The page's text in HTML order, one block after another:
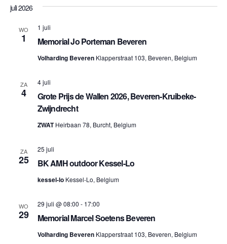
juli 2026
WO
1 Memorial Jo Porteman Beveren
1 juli
Volharding Beveren Klapperstraat 103, Beveren, Belgium
ZA
4
Grote Prijs de Wallen 2026, Beveren-Kruibeke-
Zwijndrecht
4 juli
ZWATHeirbaan 78, Burcht, Belgium
ZA
25 BK AMH outdoor Kessel-Lo
25 juli
kessel-lo Kessel-Lo, Belgium
WO
29 Memorial Marcel Soetens Beveren
29 juli @ 08:00 - 17:00
Volharding Beveren Klapperstraat 103, Beveren, Belgium